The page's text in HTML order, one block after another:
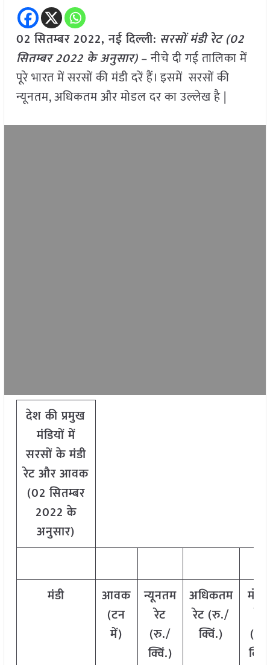
02 सितम्बर 2022, नई दिल्ली: सरसों मंडी रेट (02
सितम्बर 2022 के अनुसार)– नीचे दी गई तालिका में
पूरे भारत में सरसों की मंडी दरें हैं। इसमें सरसों की
न्यूनतम, अधिकतम और मोडल दर का उल्लेख है |
देश की प्रमुख
मंडियों में
सरसों के मंडी
रेट और आवक
(02 सितम्बर
2022 के
अनुसार)
मंडी
आवक
(टन
में)
न्यूनतम
रेट
(रु./
क्विं.)
अधिकतम
रेट (रु./
क्विं.)